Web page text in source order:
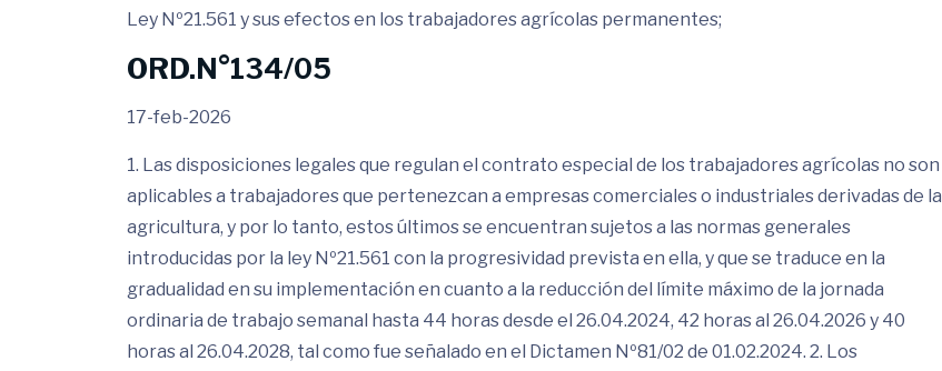
Ley Nº21.561 y sus efectos en los trabajadores agrícolas permanentes;
ORD.N°134/05
17-feb-2026
1. Las disposiciones legales que regulan el contrato especial de los trabajadores agrícolas no son
aplicables a trabajadores que pertenezcan a empresas comerciales o industriales derivadas de la
agricultura, y por lo tanto, estos últimos se encuentran sujetos a las normas generales
introducidas por la ley Nº21.561 con la progresividad prevista en ella, y que se traduce en la
gradualidad en su implementación en cuanto a la reducción del límite máximo de la jornada
ordinaria de trabajo semanal hasta 44 horas desde el 26.04.2024, 42 horas al 26.04.2026 y 40
horas al 26.04.2028, tal como fue señalado en el Dictamen Nº81/02 de 01.02.2024. 2. Los